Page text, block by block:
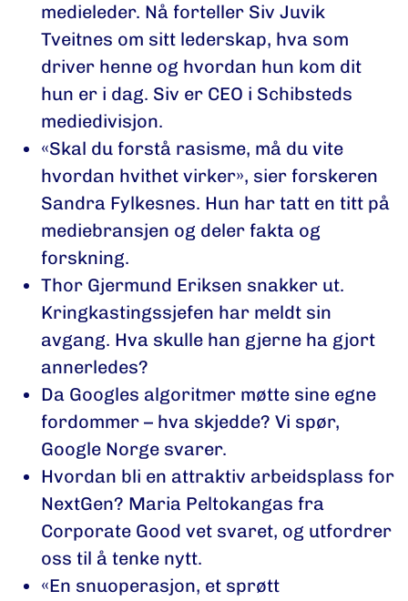
medieleder. Nå forteller Siv Juvik
Tveitnes om sitt lederskap, hva som
driver henne og hvordan hun kom dit
hun er i dag. Siv er CEO i Schibsteds
mediedivisjon.
«Skal du forstå rasisme, må du vite
hvordan hvithet virker», sier forskeren
Sandra Fylkesnes. Hun har tatt en titt på
mediebransjen og deler fakta og
forskning.
Thor Gjermund Eriksen snakker ut.
Kringkastingssjefen har meldt sin
avgang. Hva skulle han gjerne ha gjort
annerledes?
Da Googles algoritmer møtte sine egne
fordommer – hva skjedde? Vi spør,
Google Norge svarer.
Hvordan bli en attraktiv arbeidsplass for
NextGen? Maria Peltokangas fra
Corporate Good vet svaret, og utfordrer
oss til å tenke nytt.
«En snuoperasjon, et sprøtt